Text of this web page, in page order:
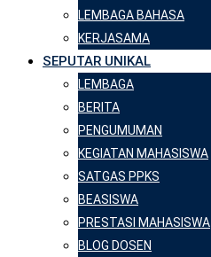
LEMBAGA BAHASA
KERJASAMA
SEPUTAR UNIKAL
LEMBAGA
BERITA
PENGUMUMAN
KEGIATAN MAHASISWA
SATGAS PPKS
BEASISWA
PRESTASI MAHASISWA
BLOG DOSEN